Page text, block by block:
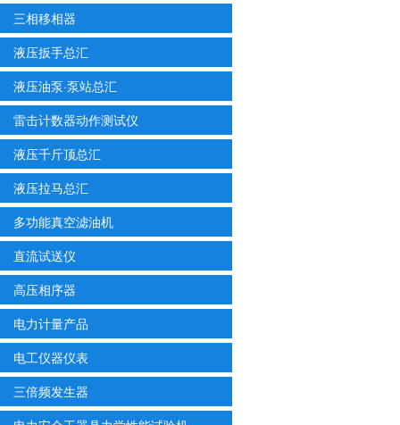
三相移相器
液压扳手总汇
液压油泵·泵站总汇
雷击计数器动作测试仪
液压千斤顶总汇
液压拉马总汇
多功能真空滤油机
直流试送仪
高压相序器
电力计量产品
电工仪器仪表
三倍频发生器